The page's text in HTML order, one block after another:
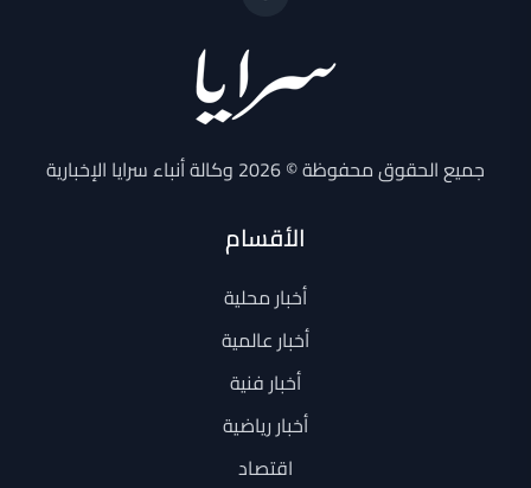
جميع الحقوق محفوظة © 2026 وكالة أنباء سرايا الإخبارية
الأقسام
أخبار محلية
أخبار عالمية
أخبار فنية
أخبار رياضية
اقتصاد